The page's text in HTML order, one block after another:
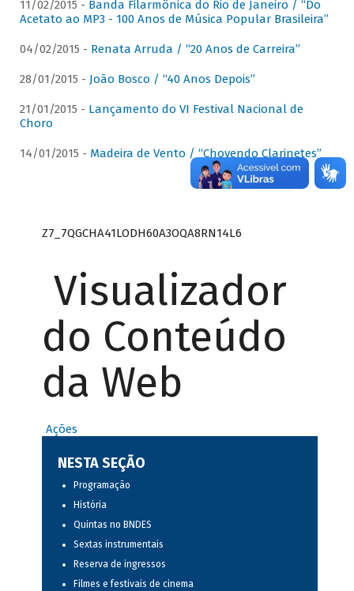
11/02/2015 - Banda Filarmônica do Rio de Janeiro / “Do
Acetato ao MP3 - 100 Anos de Música Popular Brasileira”
04/02/2015 - Renata Arruda / “20 Anos de Carreira”
28/01/2015 - João Bosco / “40 Anos Depois”
21/01/2015 - Lançamento do VI Festival Nacional de
Choro
14/01/2015 - Madeira de Vento / “Chovendo Clarinetes”
Z7_7QGCHA41LODH60A3OQA8RN14L6
Visualizador
do Conteúdo
da Web
Ações
NESTA SEÇÃO
Programação
História
Quintas no BNDES
Sextas instrumentais
Reserva de ingressos
Filmes e festivais de cinema